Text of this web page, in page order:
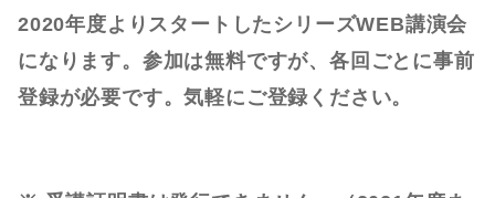
2020年度よりスタートしたシリーズWEB講演会
になります。参加は無料ですが、各回ごとに事前
登録が必要です。気軽にご登録ください。